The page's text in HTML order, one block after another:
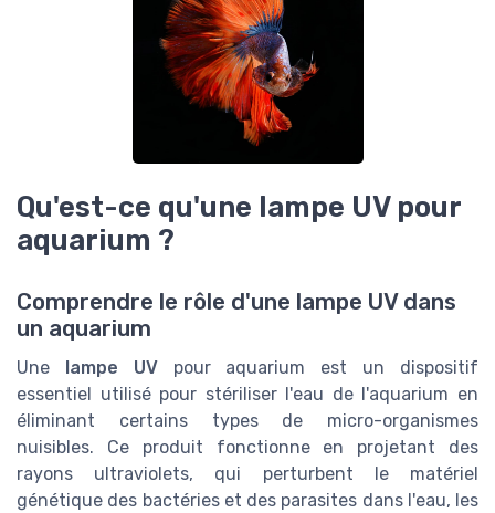
Qu'est-ce qu'une lampe UV pour
aquarium ?
Comprendre le rôle d'une lampe UV dans
un aquarium
Une lampe UVpour aquarium est un dispositif
essentiel utilisé pour stériliser l'eau de l'aquarium en
éliminant certains types de micro-organismes
nuisibles. Ce produit fonctionne en projetant des
rayons ultraviolets, qui perturbent le matériel
génétique des bactéries et des parasites dans l'eau, les